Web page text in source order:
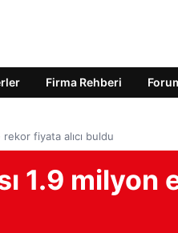
Firma Rehberi
rekor fiyata alıcı buldu
1.9 milyon